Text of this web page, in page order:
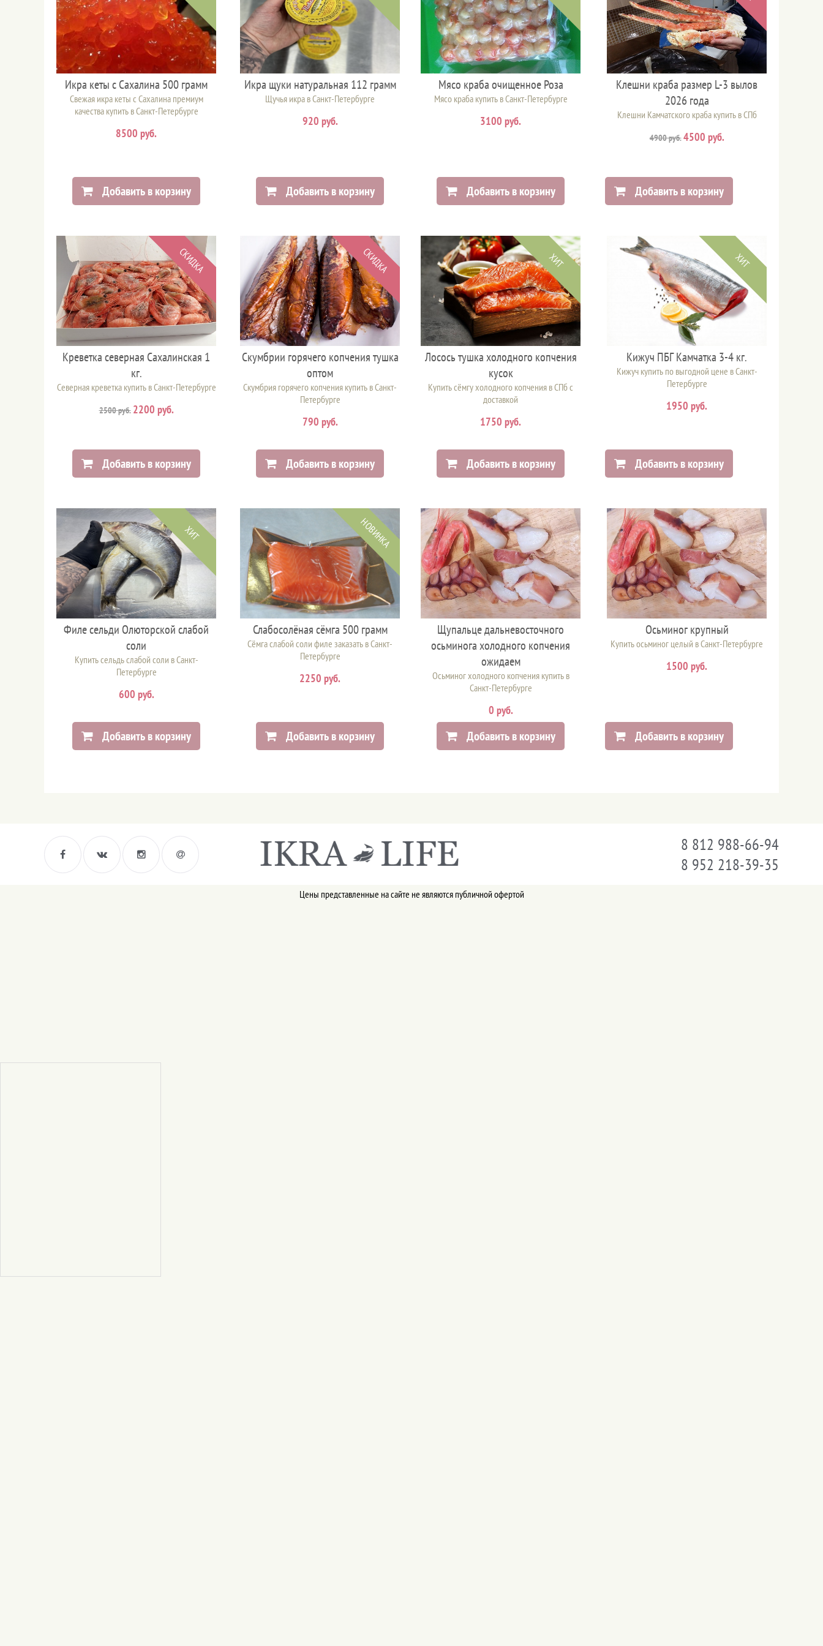
Икра кеты с Сахалина 500 грамм
Свежая икра кеты с Сахалина премиум
качества купить в Санкт-Петербурге
8500 руб.
Добавить в корзину
Икра щуки натуральная 112 грамм
Щучья икра в Санкт-Петербурге
920 руб.
Добавить в корзину
Мясо краба очищенное Роза
Мясо краба купить в Санкт-Петербурге
3100 руб.
Добавить в корзину
Клешни краба размер L-3 вылов
2026 года
Клешни Камчатского краба купить в СПб
4900 руб.4500 руб.
Добавить в корзину
СКИДКА
Креветка северная Сахалинская 1
кг.
Северная креветка купить в Санкт-Петербурге
2500 руб. 2200 руб.
Добавить в корзину
СКИДКА
Скумбрии горячего копчения тушка
оптом
Скумбрия горячего копчения купить в Санкт-
Петербурге
790 руб.
Добавить в корзину
ХИТ
Лосось тушка холодного копчения
кусок
Купить сёмгу холодного копчения в СПб с
доставкой
1750 руб.
Добавить в корзину
ХИТ
Кижуч ПБГ Камчатка 3-4 кг.
Кижуч купить по выгодной цене в Санкт-
Петербурге
1950 руб.
Добавить в корзину
ХИТ
Филе сельди Олюторской слабой
соли
Купить сельдь слабой соли в Санкт-
Петербурге
600 руб.
Добавить в корзину
НОВИНКА
Слабосолёная сёмга 500 грамм
Сёмга слабой соли филе заказать в Санкт-
Петербурге
2250 руб.
Добавить в корзину
Щупальце дальневосточного
осьминога холодного копчения
ожидаем
Осьминог холодного копчения купить в
Санкт-Петербурге
0 руб.
Добавить в корзину
Осьминог крупный
Купить осьминог целый в Санкт-Петербурге
1500 руб.
Добавить в корзину
8 812 988-66-94
8 952 218-39-35
Цены представленные на сайте не являются публичной офертой